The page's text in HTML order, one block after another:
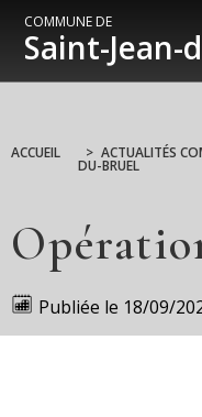
COMMUNE DE
Saint-Jean-
ACCUEIL > ACTUALITÉS
DU-BRUEL
Publiée le 18/09/